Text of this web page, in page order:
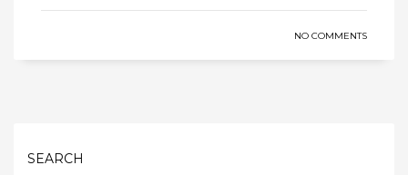
NO COMMENTS
SEARCH